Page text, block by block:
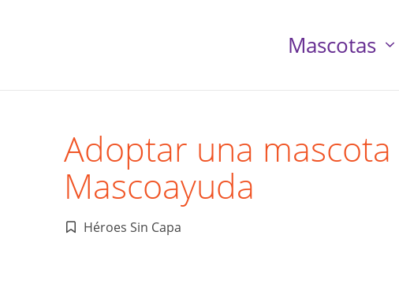
Mascotas
Adoptar una mascota
Mascoayuda
Publicado
Héroes Sin Capa